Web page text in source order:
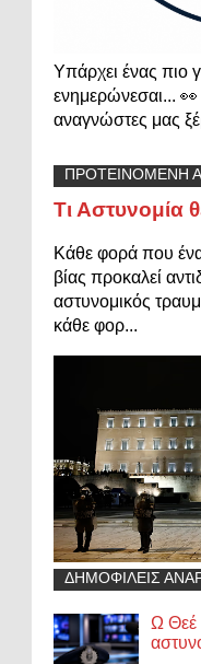
Υπάρχει ένας πιο
ενημερώνεσαι...
αναγνώστες μας
ΠΡΟΤΕΙΝΟΜΕΝΗ
Τι Αστυνομία
Κάθε φορά που ένα
βίας προκαλεί
αστυνομικός
κάθε φορ...
ΔΗΜΟΦΙΛΕΙΣ
Ω Θεέ